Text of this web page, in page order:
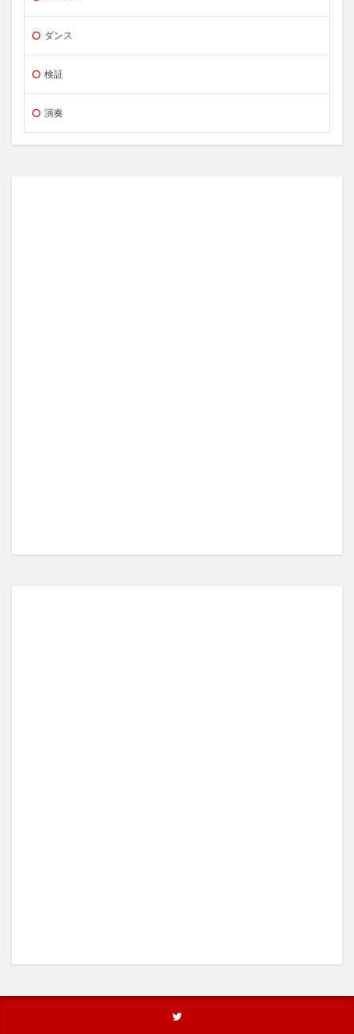
ダンス
検証
演奏